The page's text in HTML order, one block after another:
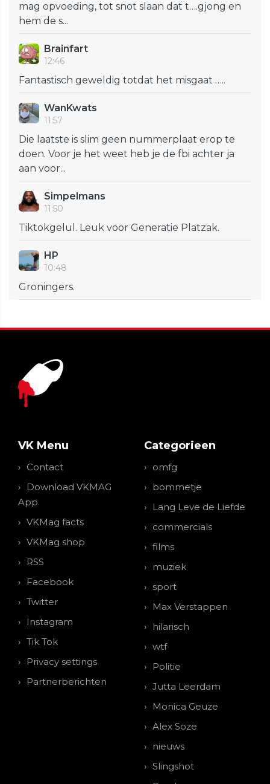
mag opvoeding, tot snot slaan dat t….gjong en
hem de s...
Brainfart
12:46
Fantastisch geweldig totdat het misgaat …..
WanKwats
11:57
Die laatste is slim geen nummerplaat erop te
doen. Voor je het weet heb je de fbi achter ja
aan voor...
Simpelmans
11:50
Tiktokgelul. Leuk voor Generatie Platzak.
HP
10:48
Groningers.
VK Menu
Contact
Download VKMAG
App
VKMag facts
VKMag shop
RSS
Facebook
Twitter
Instagram
Tik Tok
Privacy settings
Partnerberichten
Categorieen
omfg
bommetje
Lang Leve de Liefde
commercials
films
muziek
sport
Max Verstappen
hilarisch
wtf
Politie
Jutta Leerdam
Monica Geuze
Alex Soze
nieuws
Slingshot